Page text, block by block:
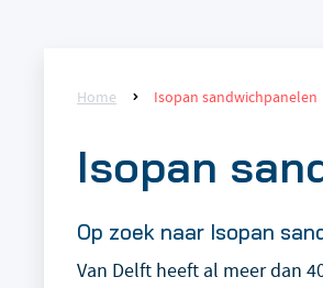
Home Isopan sandwichpanelen
Isopan
Op zoek naar Isopan
Van Delft heeft al meer dan